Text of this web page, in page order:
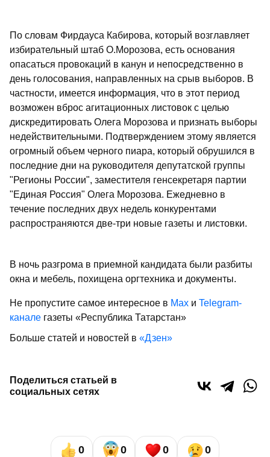
По словам Фирдауса Кабирова, который возглавляет
избирательный штаб О.Морозова, есть основания
опасаться провокаций в канун и непосредственно в
день голосования, направленных на срыв выборов. В
частности, имеется информация, что в этот период
возможен вброс агитационных листовок с целью
дискредитировать Олега Морозова и признать выборы
недействительными. Подтверждением этому является
огромный объем черного пиара, который обрушился в
последние дни на руководителя депутатской группы
"Регионы России", заместителя генсекретаря партии
"Единая Россия" Олега Морозова. Ежедневно в
течение последних двух недель конкурентами
распространяются две-три новые газеты и листовки.
В ночь разгрома в приемной кандидата были разбиты
окна и мебель, похищена оргтехника и документы.
Не пропустите самое интересное в Max и Telegram-
канале газеты «Республика Татарстан»
Больше статей и новостей в «Дзен»
Поделиться статьей в
социальных сетях
0 0 0 0